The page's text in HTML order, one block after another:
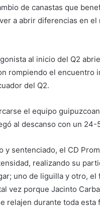
de canastas que
a abrir diferencias en
al inicio del Q2
rompiendo el encuentro
del Q2.
el equipo
al descanso con un
y sentenciado, el CD
realizando su
uno de liguilla y otro, el
vez porque Jacinto
relajen durante toda esta